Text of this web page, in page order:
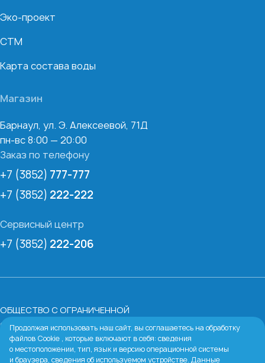
Эко-проект
СТМ
Карта состава воды
Магазин
Барнаул, ул. Э. Алексеевой, 71Д
пн-вс 8:00 — 20:00
Заказ по телефону
+7 (3852) 777-777
+7 (3852) 222-222
Сервисный центр
+7 (3852) 222-206
ОБЩЕСТВО С ОГРАНИЧЕННОЙ
ОТВЕТСТВЕННОСТЬЮ «БАРНАУЛЬСКАЯ ВОДЯНАЯ
КОМПАНИЯ»
ИНН:2224067213
Продолжая использовать наш сайт, вы соглашаетесь на обработку
файлов Cookie , которые включают в себя: сведения
о местоположении, тип, язык и версию операционной системы
и браузера, сведения об используемом устройстве. Данные